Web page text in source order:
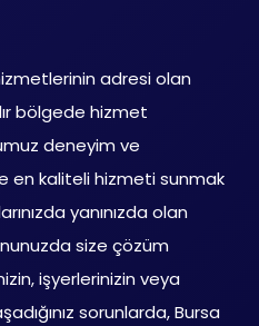
adresi olan
bölgede hizmet
deneyim ve
en kaliteli hizmeti sunmak
yanınızda olan
size çözüm
işyerlerinizin veya
sorunlarda, Bursa